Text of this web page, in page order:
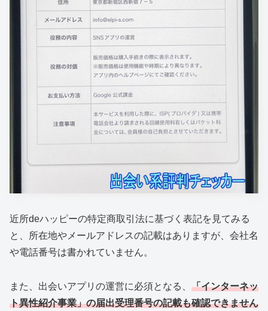
近所deハッピーの特定商取引法に基づく表記を見てみる
と、所在地やメールアドレスの記載はありますが、会社名
や電話番号は書かれていません。
また、出会いアプリの運営に必須となる、 「インターネッ
ト異性紹介事業」の届出受理番号の記載も確認できません